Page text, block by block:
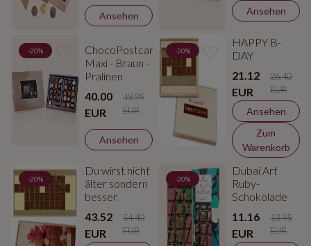
Ansehen Ansehen
-20%
ChocoPostcard
Maxi - Braun -
Pralinen
40.00
EUR
49.99
EUR
Ansehen
-20%
HAPPY B-
DAY
21.12
EUR
26.40
EUR
Ansehen
Zum
Warenkorb
-20%
Du wirst nicht
älter sondern
besser
43.52
EUR
54.40
EUR
-20%
Dubai Art
Ruby-
Schokolade
11.16
EUR
13.95
EUR